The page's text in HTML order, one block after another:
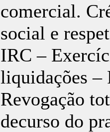
comercial.
social e
IRC –
liquidações –
Revogação
decurso do